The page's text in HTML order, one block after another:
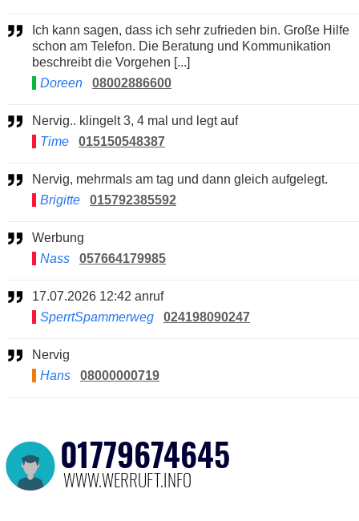
schon am Telefon. Die Beratung und Kommunikation
beschreibt die Vorgehen [...]
Doreen
08002886600
Nervig.. klingelt 3, 4 mal und legt auf
Time
015150548387
Nervig, mehrmals am tag und dann gleich aufgelegt.
Brigitte
015792385592
Werbung
Nass
057664179985
17.07.2026 12:42 anruf
SperrtSpammerweg
024198090247
Nervig
Hans
08000000719